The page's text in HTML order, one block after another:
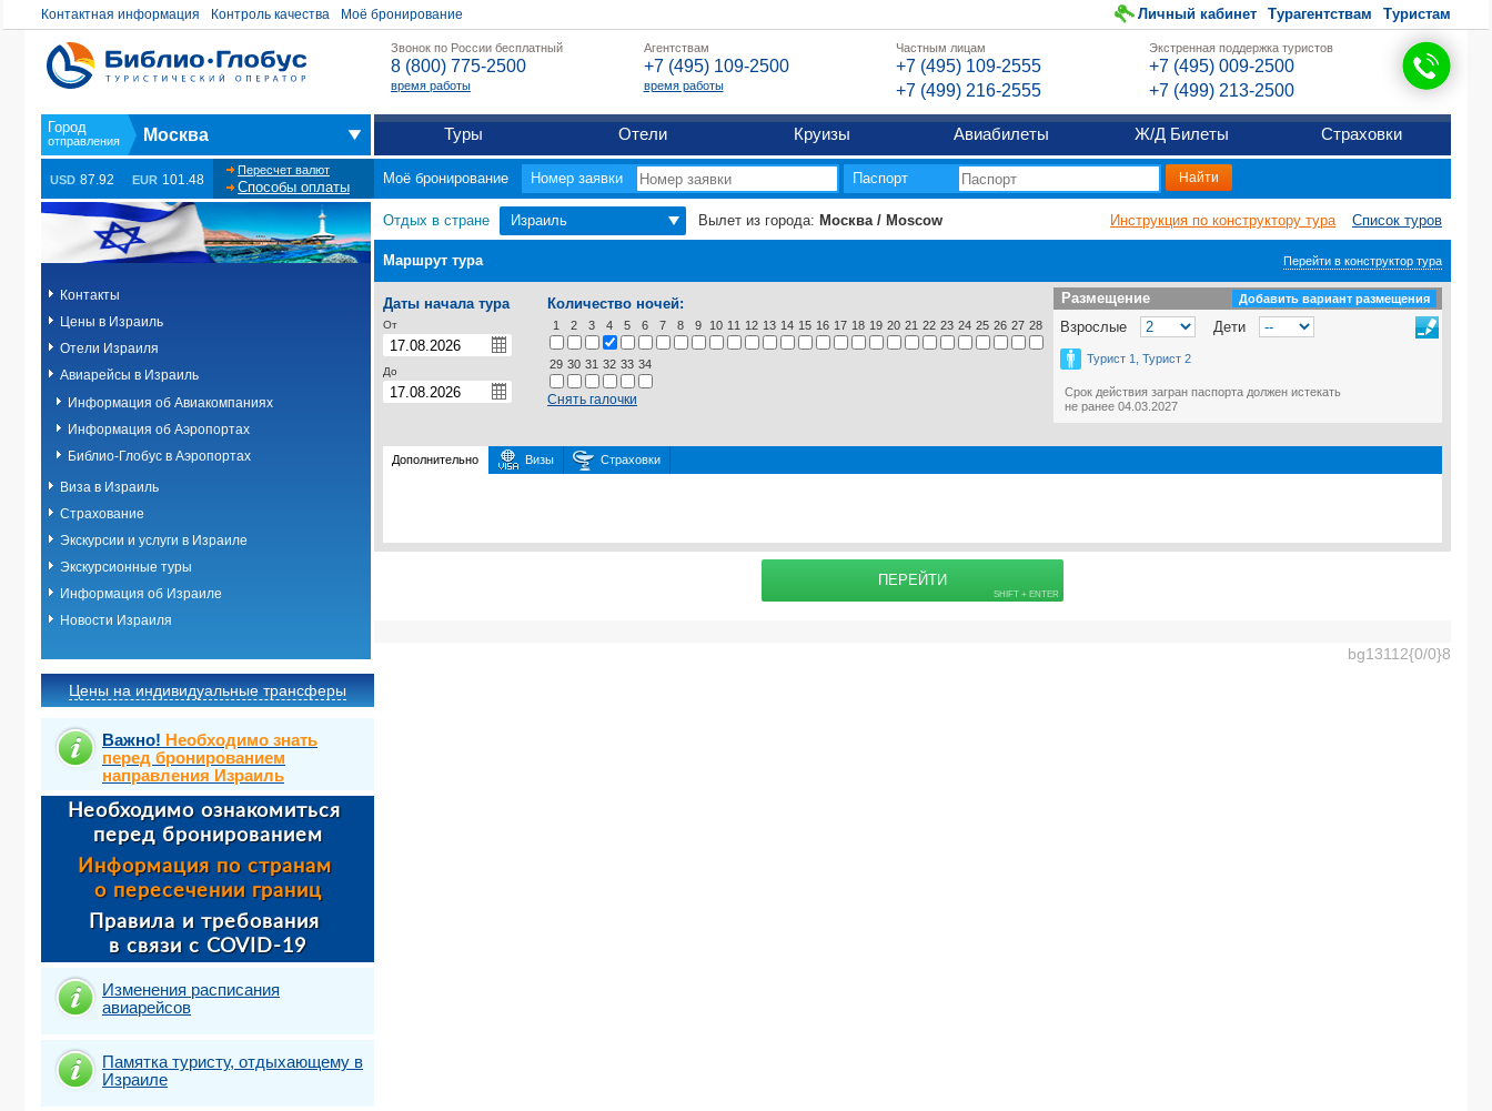
Контактная информация Контроль качества Моё бронирование Личный кабинет Турагентствам Туристам
Звонок по России бесплатный
8 (800) 775-2500
время работы
Агентствам
+7 (495) 109-2500
время работы
Частным лицам
+7 (495) 109-2555
+7 (499) 216-2555
Экстренная поддержка туристов
+7 (495) 009-2500
+7 (499) 213-2500
Москва Туры Отели Круизы Авиабилеты Ж/Д Билеты Страховки
USD 87.92 EUR 101.48
Пересчет валют
Способы оплаты
Моё бронирование Номер заявки Паспорт
Контакты
Цены в Израиль
Отели Израиля
Авиарейсы в Израиль
Информация об Авиакомпаниях
Информация об Аэропортах
Библио-Глобус в Аэропортах
Виза в Израиль
Страхование
Экскурсии и услуги в Израиле
Экскурсионные туры
Информация об Израиле
Новости Израиля
Цены на индивидуальные трансферы
Важно! Необходимо знать
перед бронированием
направления Израиль
Изменения расписания
авиарейсов
Памятка туристу, отдыхающему в
Израиле
Отдых в стране Израиль Вылет из города: Москва / Moscow Инструкция по конструктору тура Список туров
Маршрут тура Перейти в конструктор тура
Даты начала тура
От
До
Размещение
Размещение Добавить вариант размещения
Взрослые Дети
Турист 1, Турист 2
Срок действия загран паспорта должен истекать
не ранее 04.03.2027
Количество ночей:
1 2 3 4 5 6 7 8 9 10 11 12 13 14 15 16 17 18 19 20 21 22 23 24 25 26 27 28
29 30 31 32 33 34
Снять галочки
Дополнительно Визы Страховки
ПЕРЕЙТИ
bg13112{0/0}8